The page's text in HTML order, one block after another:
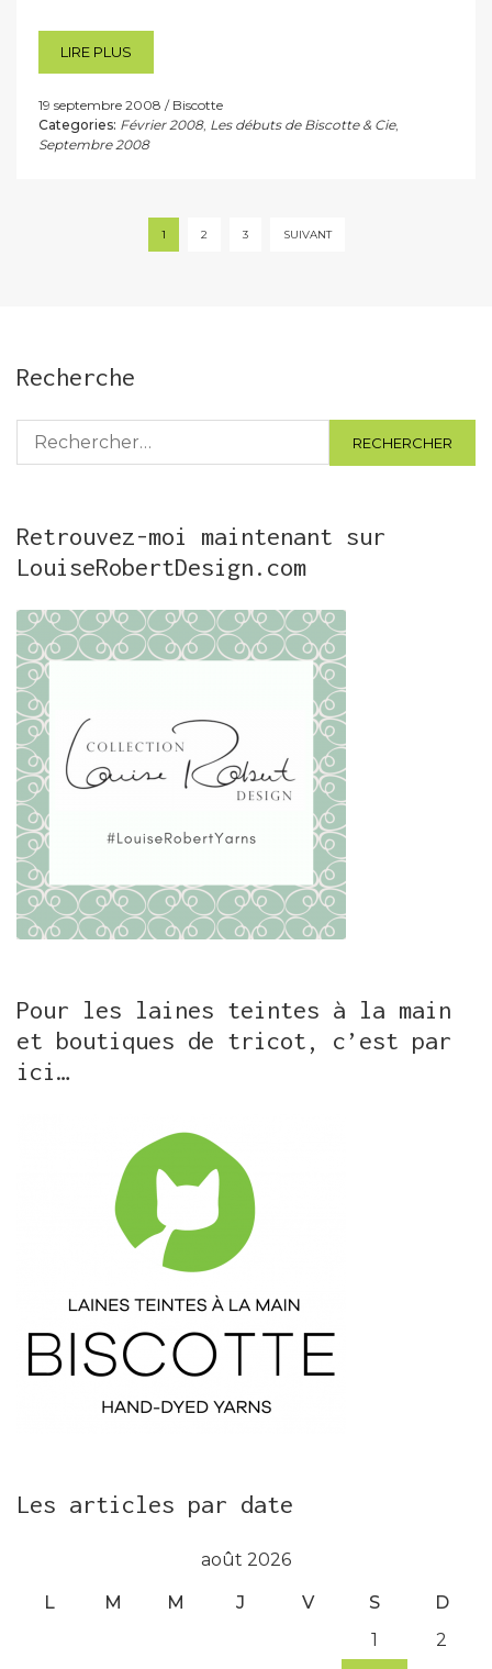
LIRE PLUS
19 septembre 2008
Biscotte
Categories: Février 2008, Les débuts de Biscotte & Cie,
Septembre 2008
1 2 3 SUIVANT
Recherche
Rechercher :
Retrouvez-moi maintenant sur
LouiseRobertDesign.com
Pour les laines teintes à la main
et boutiques de tricot, c’est par
ici…
Les articles par date
août 2026
L M M J V S
D
1
2